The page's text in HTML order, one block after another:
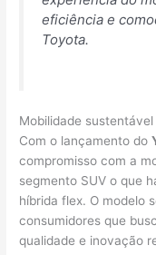
eficiência e
Toyota.
Mobilidade
Com o lançamento do
compromisso com a
segmento SUV o que
híbrida flex. O modelo
consumidores que
qualidade e inovação